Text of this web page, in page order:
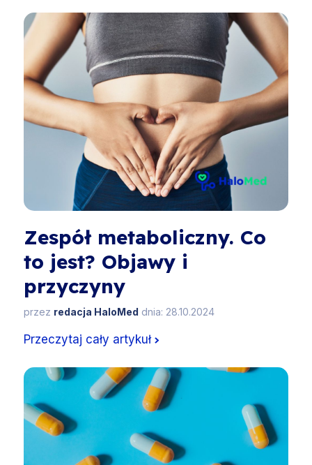
Zespół metaboliczny. Co
to jest? Objawy i
przyczyny
przez redacja HaloMed dnia: 28.10.2024
Przeczytaj cały artykuł